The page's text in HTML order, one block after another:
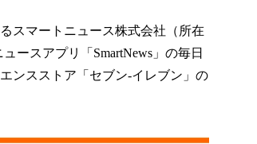
！
数
を
み
スマートニュース株式会社（所在
ースアプリ「SmartNews」の毎日
ンスストア「セブン‐イレブン」の